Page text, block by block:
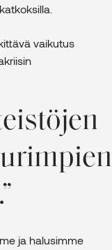
vaikutus
ja halusimme